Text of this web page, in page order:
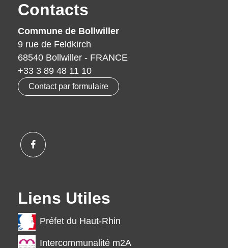
Contacts
Commune de Bollwiller
9 rue de Feldkirch
68540 Bollwiller - FRANCE
+33 3 89 48 11 10
Contact par formulaire
Liens Utiles
Préfet du Haut-Rhin
Intercommunalité m2A